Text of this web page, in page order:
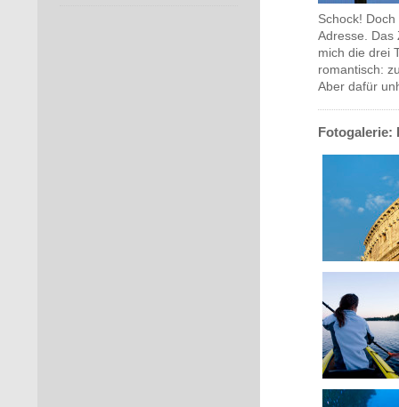
Schock!
Adresse. Das
mich die drei
romantisch:
Aber dafür
Fotogalerie: